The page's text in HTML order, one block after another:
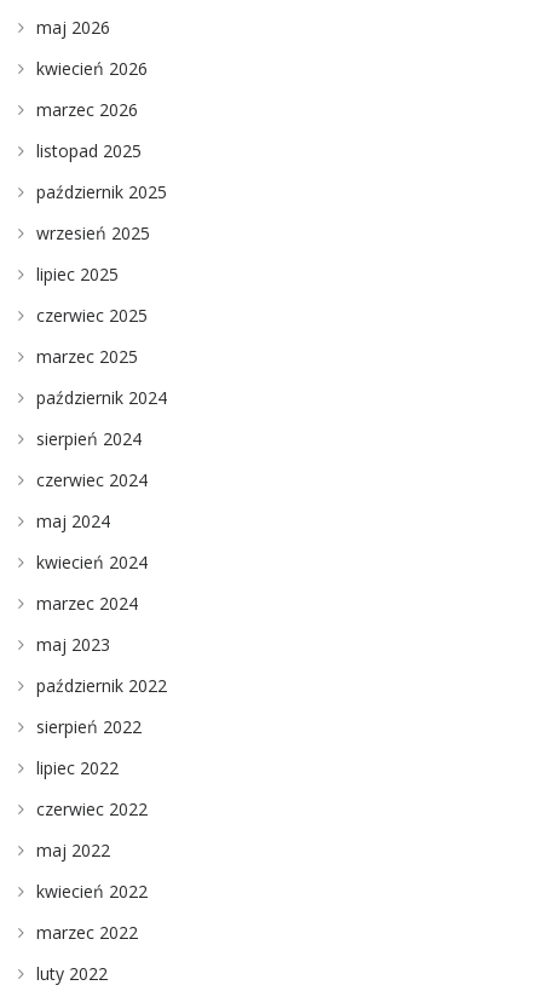
maj 2026
kwiecień 2026
marzec 2026
listopad 2025
październik 2025
wrzesień 2025
lipiec 2025
czerwiec 2025
marzec 2025
październik 2024
sierpień 2024
czerwiec 2024
maj 2024
kwiecień 2024
marzec 2024
maj 2023
październik 2022
sierpień 2022
lipiec 2022
czerwiec 2022
maj 2022
kwiecień 2022
marzec 2022
luty 2022